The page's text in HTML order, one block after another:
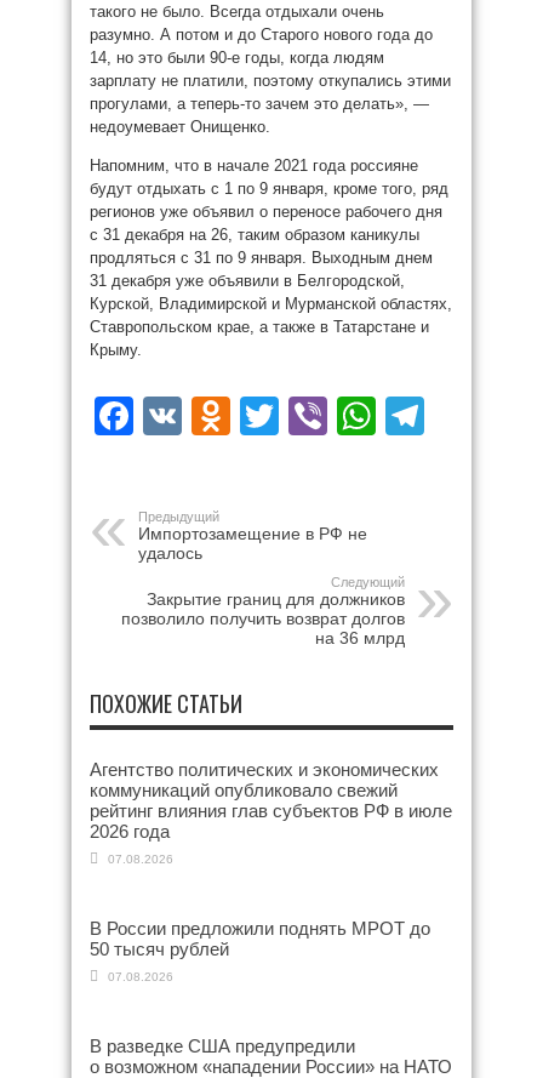
такого не было. Всегда отдыхали очень
разумно. А потом и до Старого нового года до
14, но это были 90-е годы, когда людям
зарплату не платили, поэтому откупались этими
прогулами, а теперь-то зачем это делать», —
недоумевает Онищенко.
Напомним, что в начале 2021 года россияне
будут отдыхать с 1 по 9 января, кроме того, ряд
регионов уже объявил о переносе рабочего дня
с 31 декабря на 26, таким образом каникулы
продляться с 31 по 9 января. Выходным днем
31 декабря уже объявили в Белгородской,
Курской, Владимирской и Мурманской областях,
Ставропольском крае, а также в Татарстане и
Крыму.
Facebook
VK Odnoklassniki
Twitter
Viber
Предыдущий
Импортозамещение в РФ не
удалось
Следующий
Закрытие границ для должников
позволило получить возврат долгов
на 36 млрд
ПОХОЖИЕ СТАТЬИ
Агентство политических и экономических
коммуникаций опубликовало свежий
рейтинг влияния глав субъектов РФ в июле
2026 года
07.08.2026
В России предложили поднять МРОТ до
50 тысяч рублей
07.08.2026
В разведке США предупредили
о возможном «нападении России» на НАТО